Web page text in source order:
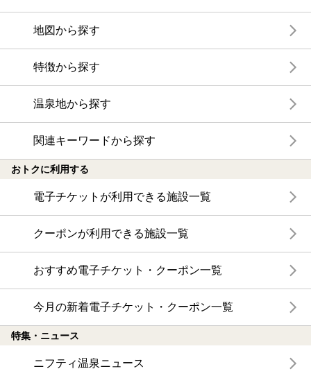
地図から探す
特徴から探す
温泉地から探す
関連キーワードから探す
おトクに利用する
電子チケットが利用できる施設一覧
クーポンが利用できる施設一覧
おすすめ電子チケット・クーポン一覧
今月の新着電子チケット・クーポン一覧
特集・ニュース
ニフティ温泉ニュース